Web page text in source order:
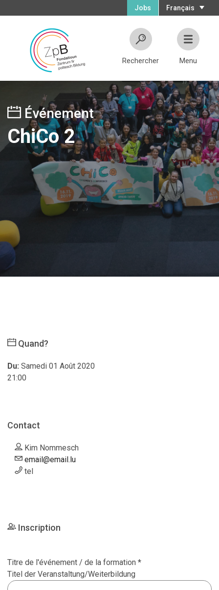
Français
Jobs
Rechercher Menu
Événement
ChiCo 2
Quand?
Du: Samedi 01 Août 2020
21:00
Contact
Kim Nommesch
email@email.lu
tel
Inscription
Titre de l'événement / de la formation *
Titel der Veranstaltung/Weiterbildung